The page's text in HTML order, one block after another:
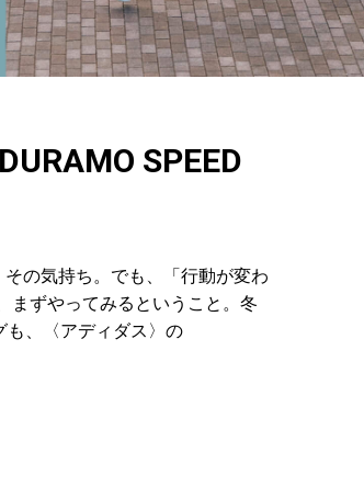
SPEED
の気持ち。でも、「行動が変わ
まずやってみるということ。冬
も、〈アディダス〉の